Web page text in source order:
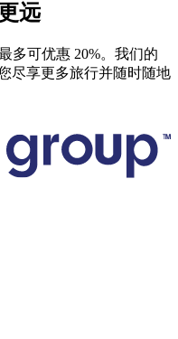
远
多可优惠 20%。我们的
尽享更多旅行并随时随地